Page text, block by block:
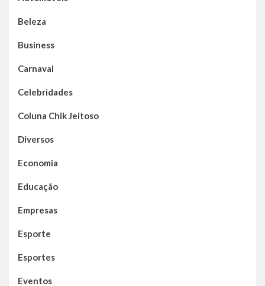
Beleza
Business
Carnaval
Celebridades
Coluna Chik Jeitoso
Diversos
Economia
Educação
Empresas
Esporte
Esportes
Eventos